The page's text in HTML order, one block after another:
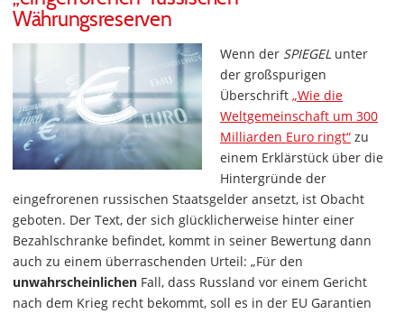
Währungsreserven
Wenn der SPIEGEL unter
der großspurigen
Überschrift „Wie die
Weltgemeinschaft um 300
Milliarden Euro ringt“ zu
einem Erklärstück über die
Hintergründe der
eingefrorenen russischen Staatsgelder ansetzt, ist Obacht
geboten. Der Text, der sich glücklicherweise hinter einer
Bezahlschranke befindet, kommt in seiner Bewertung dann
auch zu einem überraschenden Urteil: „Für den
unwahrscheinlichen Fall, dass Russland vor einem Gericht
nach dem Krieg recht bekommt, soll es in der EU Garantien